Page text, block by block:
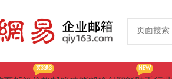
买3送3 NEW